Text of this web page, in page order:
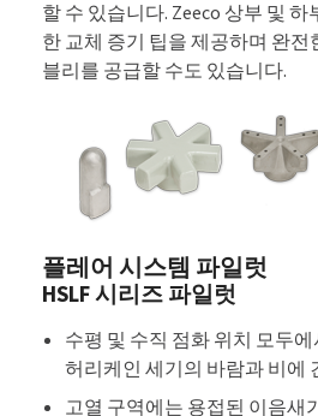
할 수 있습니다. Zeeco 상부 및
한 교체 증기 팁을 제공하며 완전
블리를 공급할 수도 있습니다.
플레어 시스템 파일럿
HSLF 시리즈 파일럿
수평 및 수직 점화 위치 모두
허리케인 세기의 바람과 비에
고열 구역에는 용접된 이음새